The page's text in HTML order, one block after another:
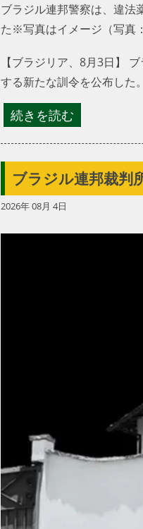
ブラジル連邦警察は、違法
た※写真はイメージ（写真
【ブラジリア、8月3日】
する新たな訓令を公布した。
続きを読む
ブラジル連邦裁判
2026年 08月 4日